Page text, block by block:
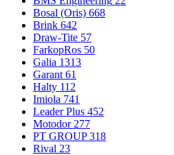
Bosal (Oris) 668
Brink 642
Draw-Tite 57
FarkopRos 50
Galia 1313
Garant 61
Halty 112
Imiola 741
Leader Plus 452
Motodor 277
PT GROUP 318
Rival 23